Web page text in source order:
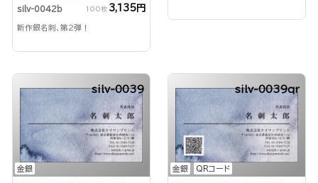
silv-0042b 100枚 3,135円
新作銀名刺、第2弾！
金銀
silv-0039
金銀 QRコード
silv-0039qr